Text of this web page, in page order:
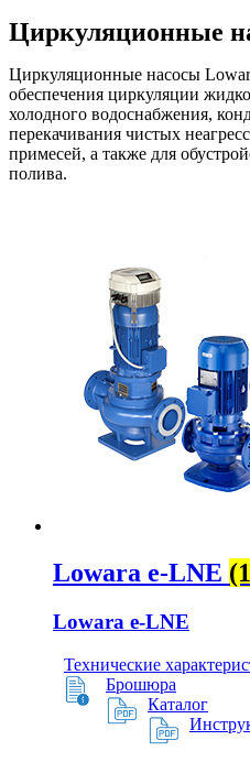
Циркуляционные
Циркуляционные насосы
обеспечения циркуляции
холодного водоснабжения,
перекачивания чистых
примесей, а также для
полива.
Lowara e-LNE
Lowara e-LNE
Технические
Брошюра
Каталог